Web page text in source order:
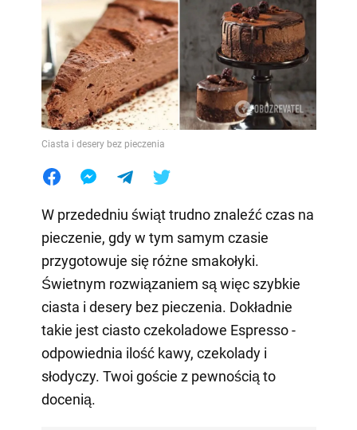
Ciasta i desery bez pieczenia
W przededniu świąt trudno znaleźć czas na
pieczenie, gdy w tym samym czasie
przygotowuje się różne smakołyki.
Świetnym rozwiązaniem są więc szybkie
ciasta i desery bez pieczenia. Dokładnie
takie jest ciasto czekoladowe Espresso -
odpowiednia ilość kawy, czekolady i
słodyczy. Twoi goście z pewnością to
docenią.